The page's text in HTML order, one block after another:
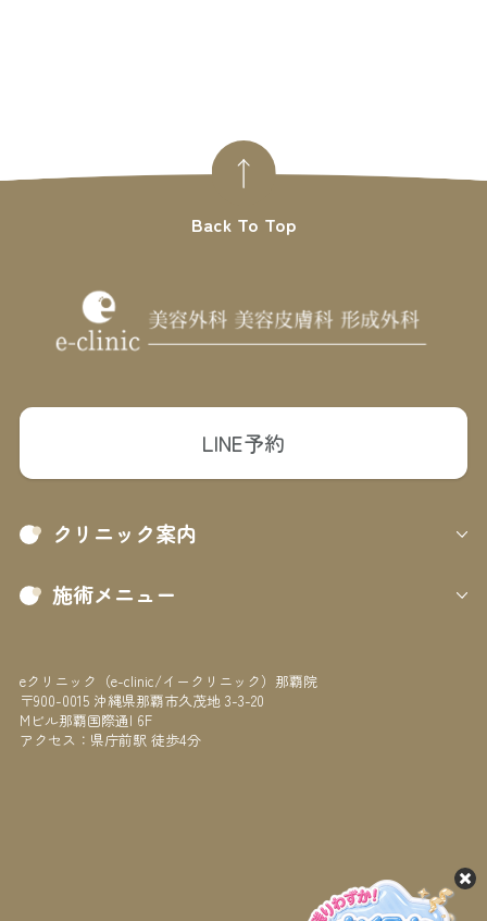
LINE予約
クリニック案内
施術メニュー
eクリニック（e-clinic/イークリニック）那覇院
〒900-0015 沖縄県那覇市久茂地 3-3-20
Mビル那覇国際通I 6F
アクセス：県庁前駅 徒歩4分
Back To Top